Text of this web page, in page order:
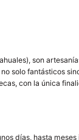
son
solo fantásticos
con la única
días, hasta